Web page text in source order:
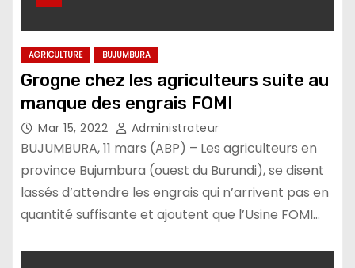
AGRICULTURE BUJUMBURA
Grogne chez les agriculteurs suite au
manque des engrais FOMI
Mar 15, 2022 Administrateur
BUJUMBURA, 11 mars (ABP) – Les agriculteurs en
province Bujumbura (ouest du Burundi), se disent
lassés d’attendre les engrais qui n’arrivent pas en
quantité suffisante et ajoutent que l’Usine FOMI…